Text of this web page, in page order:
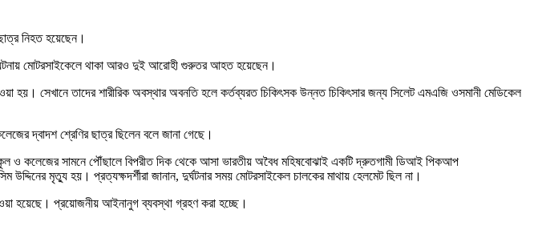
নিহত হয়েছেন।
ঘটনায় মোটরসাইকেলে থাকা আরও দুই আরোহী গুরুতর আহত হয়েছেন।
হয়। সেখানে তাদের শারীরিক অবস্থার অবনতি হলে কর্তব্যরত চিকিৎসক উন্নত চিকিৎসার জন্য সিলেট এমএজি ওসমানী মেডিকেল
দ্বাদশ শ্রেণির ছাত্র ছিলেন বলে জানা গেছে।
ও কলেজের সামনে পৌঁছালে বিপরীত দিক থেকে আসা ভারতীয় অবৈধ মহিষবোঝাই একটি দ্রুতগামী ডিআই পিকআপ
মৃত্যু হয়। প্রত্যক্ষদর্শীরা জানান, দুর্ঘটনার সময় মোটরসাইকেল চালকের মাথায় হেলমেট ছিল না।
হয়েছে। প্রয়োজনীয় আইনানুগ ব্যবস্থা গ্রহণ করা হচ্ছে।